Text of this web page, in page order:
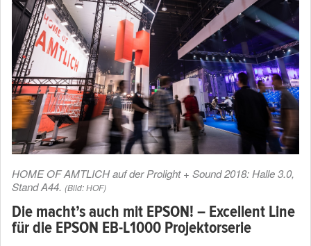
HOME OF AMTLICH auf der Prolight + Sound 2018: Halle 3.0,
Stand A44. (Bild: HOF)
Die macht’sauch mit EPSON! – Excellent Line
für die EPSON EB-L1000 Projektorserie